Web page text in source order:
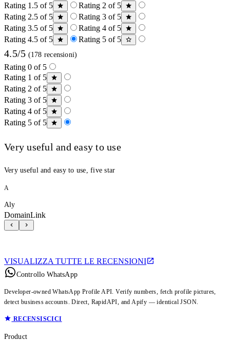
Rating 1.5 of 5
Rating 2 of 5
Rating 2.5 of 5
Rating 3 of 5
Rating 3.5 of 5
Rating 4 of 5
Rating 4.5 of 5
Rating 5 of 5
4.5/5 (178 recensioni)
Rating 0 of 5
Rating 1 of 5
Rating 2 of 5
Rating 3 of 5
Rating 4 of 5
Rating 5 of 5
Very useful and easy to use
Very useful and easy to use, five star
A
Aly
DomainLink
VISUALIZZA TUTTE LE RECENSIONI
Controllo WhatsApp
Developer-owned WhatsApp Profile API. Verify numbers, fetch profile pictures,
detect business accounts. Direct, RapidAPI, and Apify — identical JSON.
RECENSISCICI
Product